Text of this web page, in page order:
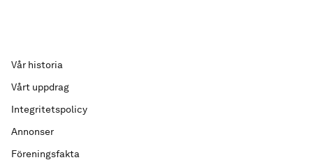
Vår historia
Vårt uppdrag
Integritetspolicy
Annonser
Föreningsfakta